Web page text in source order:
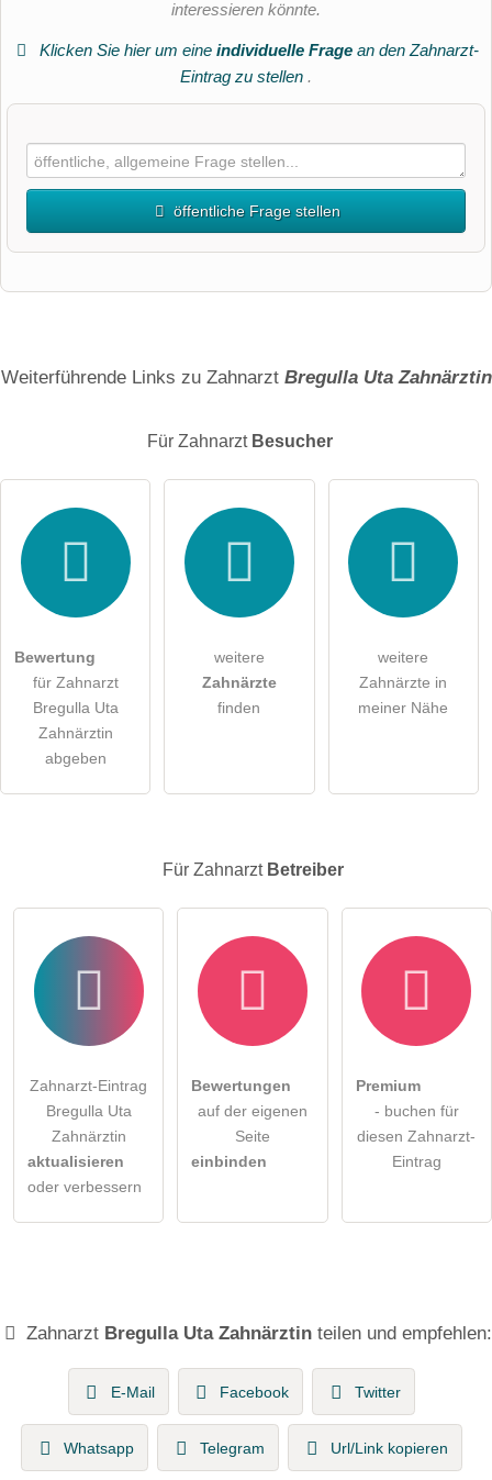
interessieren könnte.
Klicken Sie hier um eine individuelle Fragean den Zahnarzt-
Eintrag zu stellen .
öffentliche Frage stellen
E-Mail-Adresse (wird nicht veröffentlicht)
Hiermit akzeptiere ich die .
öffentliche Frage stellen Abbrechen
Hinweis: Bitte beachten Sie, öffentliche Fragen sind
Besucher sichtbar
Weiterführende Links zu Zahnarzt Bregulla Uta Zahnärztin
Für Zahnarzt Besucher
Bewertung
für Zahnarzt
Bregulla Uta
Zahnärztin
abgeben
weitere
Zahnärzte
finden
weitere
Zahnärzte in
meiner Nähe
Für Zahnarzt Betreiber
Zahnarzt-Eintrag
Bregulla Uta
Zahnärztin
aktualisieren
oder verbessern
Bewertungen
auf der eigenen
Seite
einbinden
Premium
- buchen für
diesen Zahnarzt-
Eintrag
Zahnarzt Bregulla Uta Zahnärztinteilen und empfehlen:
E-Mail Facebook Twitter
Whatsapp Telegram Url/Link kopieren